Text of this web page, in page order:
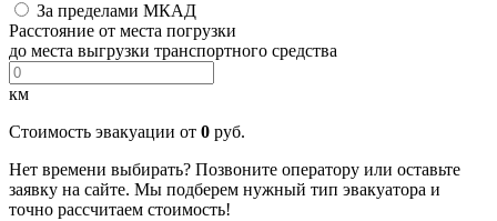
За пределами МКАД
Расстояние от места погрузки
до места выгрузки транспортного средства
км
Стоимость эвакуации от 0 руб.
Нет времени выбирать? Позвоните оператору или оставьте
заявку на сайте. Мы подберем нужный тип эвакуатора и
точно рассчитаем стоимость!